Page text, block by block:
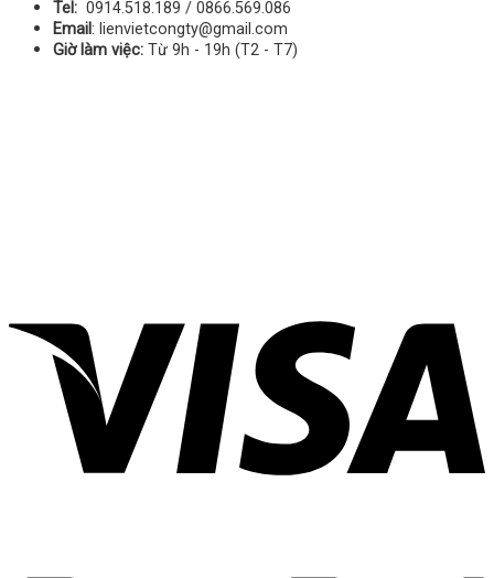
Tel: 0914.518.189 / 0866.569.086
Email: lienvietcongty@gmail.com
Giờ làm việc: Từ 9h - 19h (T2 - T7)